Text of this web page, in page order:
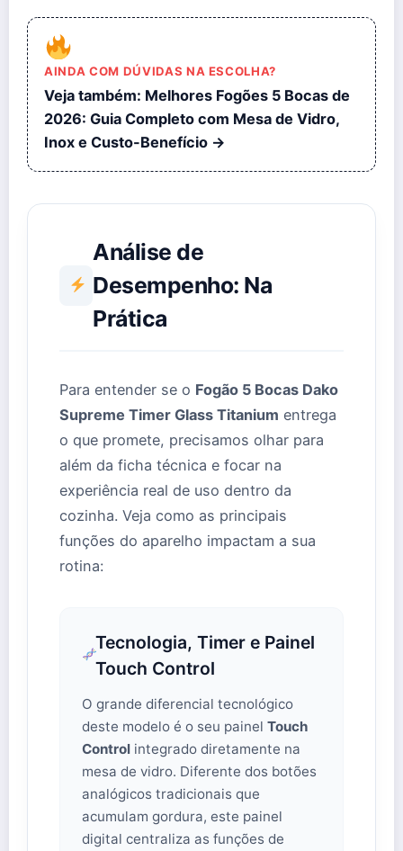
AINDA COM DÚVIDAS NA ESCOLHA?
Veja também: Melhores Fogões 5 Bocas de
2026: Guia Completo com Mesa de Vidro,
Inox e Custo-Benefício →
Análise de
Desempenho: Na
Prática
Para entender se o Fogão 5 Bocas Dako
Supreme Timer Glass Titanium entrega
o que promete, precisamos olhar para
além da ficha técnica e focar na
experiência real de uso dentro da
cozinha. Veja como as principais
funções do aparelho impactam a sua
rotina:
Tecnologia, Timer e Painel
Touch Control
O grande diferencial tecnológico
deste modelo é o seu painel Touch
Control integrado diretamente na
mesa de vidro. Diferente dos botões
analógicos tradicionais que
acumulam gordura, este painel
digital centraliza as funções de